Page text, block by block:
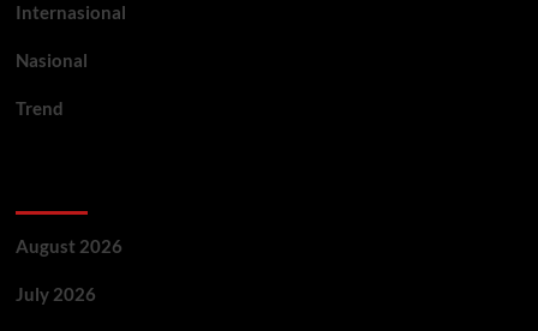
Internasional
Nasional
Trend
August 2026
July 2026